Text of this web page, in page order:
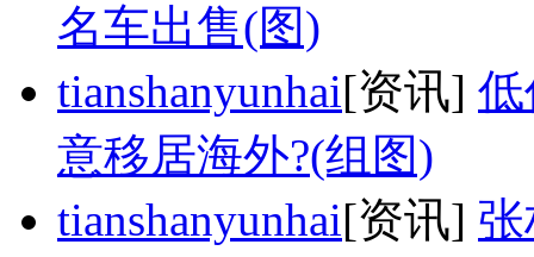
名车出售(图)
tianshanyunhai[资讯]
意移居海外?(组图)
tianshanyunhai[资讯]